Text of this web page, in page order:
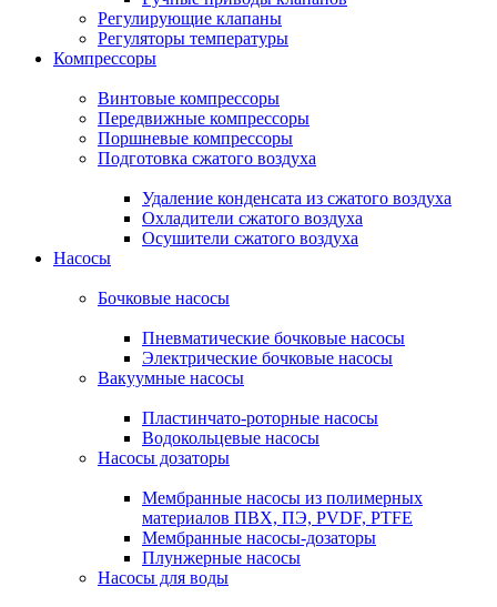
Регулирующие клапаны
Регуляторы температуры
Компрессоры
Винтовые компрессоры
Передвижные компрессоры
Поршневые компрессоры
Подготовка сжатого воздуха
Удаление конденсата из сжатого воздуха
Охладители сжатого воздуха
Осушители сжатого воздуха
Насосы
Бочковые насосы
Пневматические бочковые насосы
Электрические бочковые насосы
Вакуумные насосы
Пластинчато-роторные насосы
Водокольцевые насосы
Насосы дозаторы
Мембранные насосы из полимерных
материалов ПВХ, ПЭ, PVDF, PTFE
Мембранные насосы-дозаторы
Плунжерные насосы
Насосы для воды